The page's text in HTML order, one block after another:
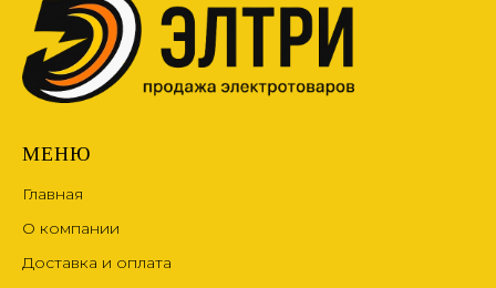
МЕНЮ
Главная
О компании
Доставка и оплата